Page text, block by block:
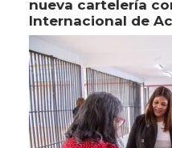
nueva cartelería
Internacional de